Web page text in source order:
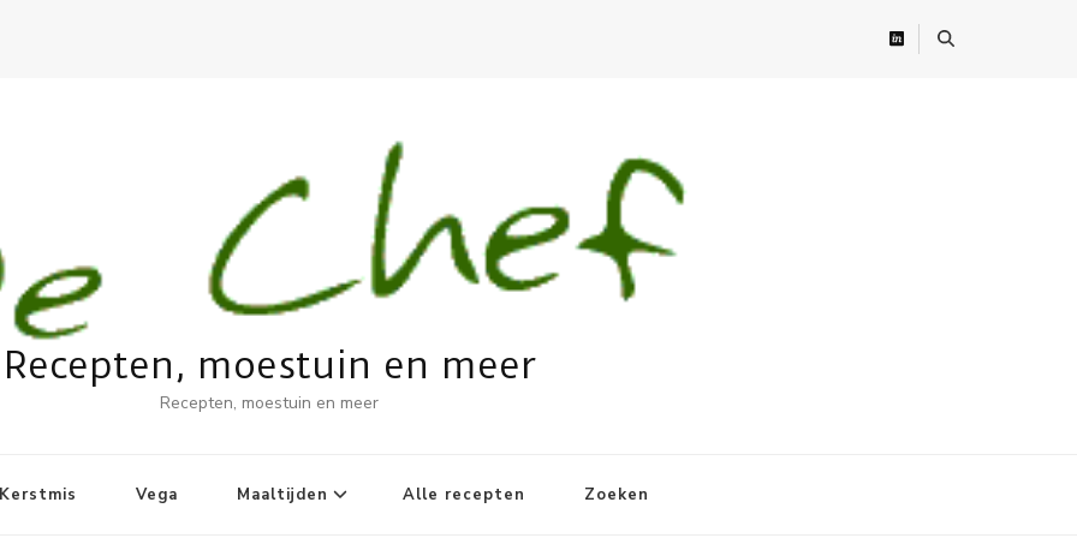
Recepten, moestuin en meer
Recepten, moestuin en meer
Vega Maaltijden Alle recepten Zoeken